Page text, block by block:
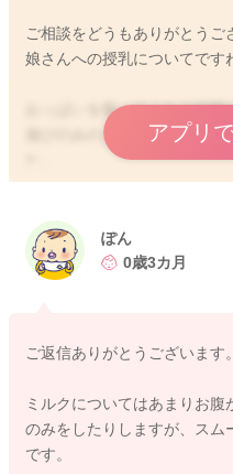
ご相談をどうもありがとうご
娘さんへの授乳についてです
おっぱいを吸ってくれる時間
遊びのみのようなことが始ま
ミルクを飲ませてあげる時に
簡単にすぐ出てくるミルクが
るのかなと思いました。
にされてみるのもいいと思い
もしれません。
起きている時よりもしっかり
ます。
アプリ
ぽん
0歳3カ月
ご返信ありがとうございます。
ミルクについてはあまりお
のみをしたりしますが、スム
です。